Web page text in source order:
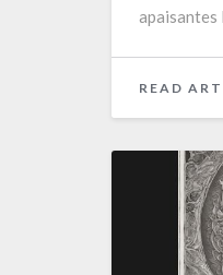
apaisantes
READ